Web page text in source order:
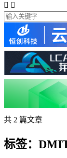
 
共 2 篇文章
标签：